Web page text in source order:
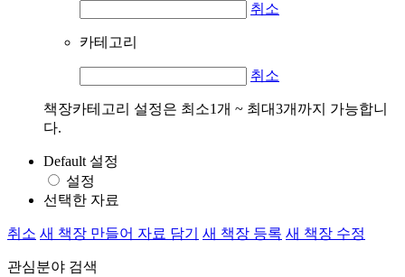
취소
카테고리
취소
책장카테고리 설정은 최소1개 ~ 최대3개까지 가능합니
다.
Default 설정
설정
선택한 자료
취소 새 책장 만들어 자료 담기 새 책장 등록 새 책장 수정
관심분야 검색